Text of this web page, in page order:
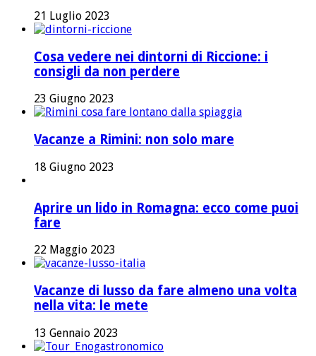
21 Luglio 2023
Cosa vedere nei dintorni di Riccione: i
consigli da non perdere
23 Giugno 2023
Vacanze a Rimini: non solo mare
18 Giugno 2023
Aprire un lido in Romagna: ecco come puoi
fare
22 Maggio 2023
Vacanze di lusso da fare almeno una volta
nella vita: le mete
13 Gennaio 2023